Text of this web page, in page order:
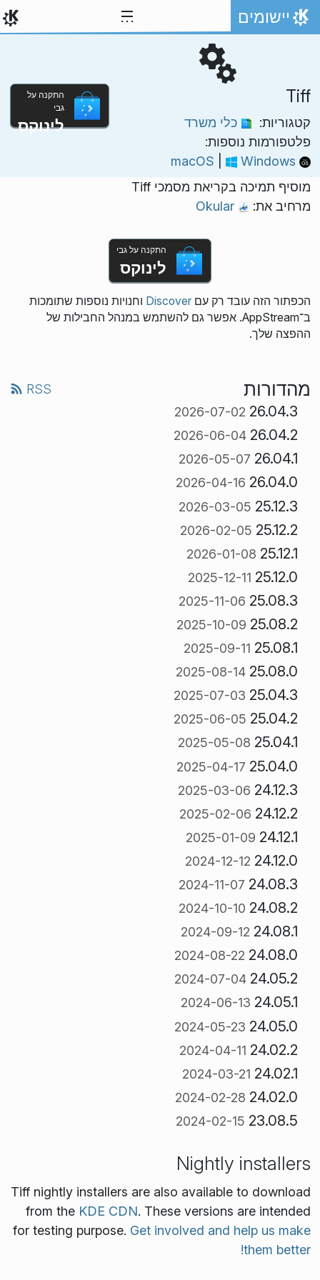
דילוג לתוכן
אתר הבית
יישומים
Tiff
קטגוריות:
כלי משרד
פלטפורמות נוספות:
Windows
התקנה על
גבי
לינוקס
מוסיף תמיכה בקריאת מסמכי Tiff
מרחיב את:
Okular
התקנה על גבי
לינוקס
הכפתור הזה עובד רק עםDiscover וחנויות נוספות שתומכות
ב־AppStream. אפשר גם להשתמש במנהל החבילות של
ההפצה שלך.
מהדורות RSS
26.04.3
2026-07-02
26.04.2
2026-06-04
26.04.1
2026-05-07
26.04.0
2026-04-16
25.12.3
2026-03-05
25.12.2
2026-02-05
25.12.1
2026-01-08
25.12.0
2025-12-11
25.08.3
2025-11-06
25.08.2
2025-10-09
25.08.1
2025-09-11
25.08.0
2025-08-14
25.04.3
2025-07-03
25.04.2
2025-06-05
25.04.1
2025-05-08
25.04.0
2025-04-17
24.12.3
2025-03-06
24.12.2
2025-02-06
24.12.1
2025-01-09
24.12.0
2024-12-12
24.08.3
2024-11-07
24.08.2
2024-10-10
24.08.1
2024-09-12
24.08.0
2024-08-22
24.05.2
2024-07-04
24.05.1
2024-06-13
24.05.0
2024-05-23
24.02.2
2024-04-11
24.02.1
2024-03-21
24.02.0
2024-02-28
23.08.5
2024-02-15
Nightly installers
Tiff nightly installers are also available to download
from the KDE CDN. These versions are intended
for testing purpose. Get involved and help us make
them better!